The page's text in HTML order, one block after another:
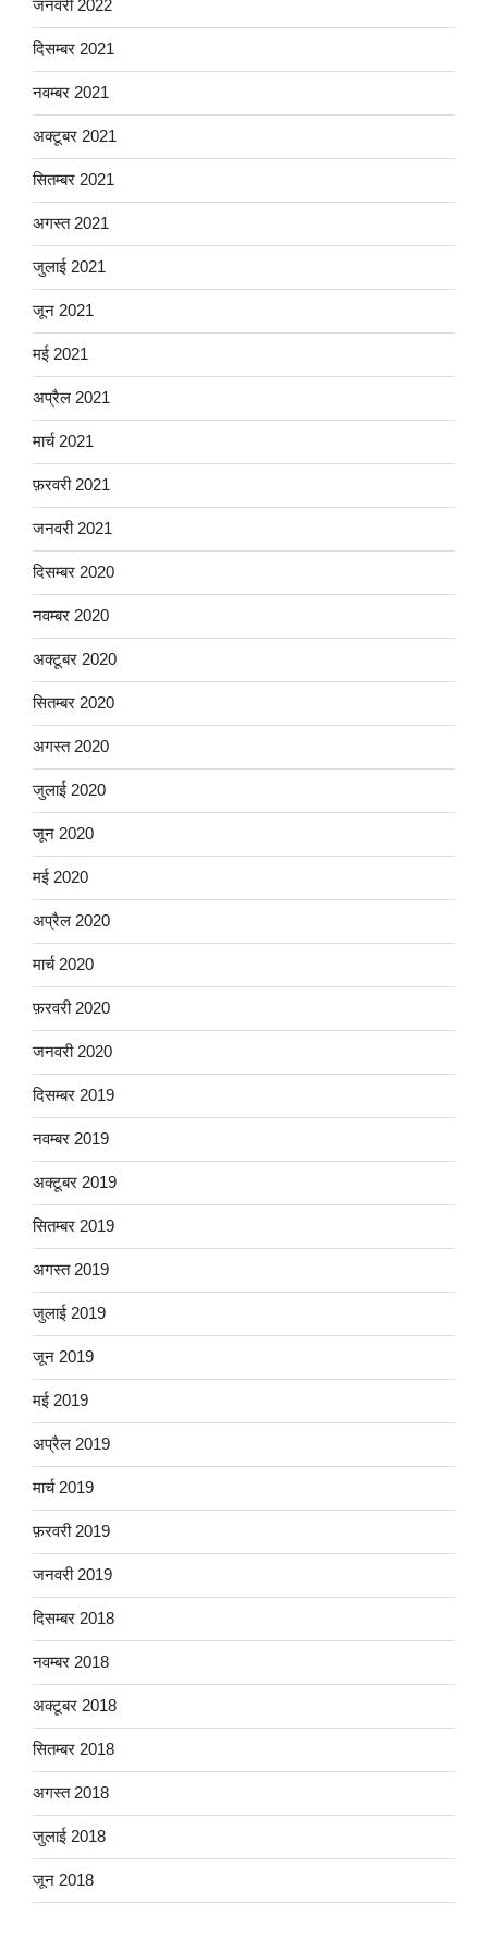
जनवरी 2022
दिसम्बर 2021
नवम्बर 2021
अक्टूबर 2021
सितम्बर 2021
अगस्त 2021
जुलाई 2021
जून 2021
मई 2021
अप्रैल 2021
मार्च 2021
फ़रवरी 2021
जनवरी 2021
दिसम्बर 2020
नवम्बर 2020
अक्टूबर 2020
सितम्बर 2020
अगस्त 2020
जुलाई 2020
जून 2020
मई 2020
अप्रैल 2020
मार्च 2020
फ़रवरी 2020
जनवरी 2020
दिसम्बर 2019
नवम्बर 2019
अक्टूबर 2019
सितम्बर 2019
अगस्त 2019
जुलाई 2019
जून 2019
मई 2019
अप्रैल 2019
मार्च 2019
फ़रवरी 2019
जनवरी 2019
दिसम्बर 2018
नवम्बर 2018
अक्टूबर 2018
सितम्बर 2018
अगस्त 2018
जुलाई 2018
जून 2018